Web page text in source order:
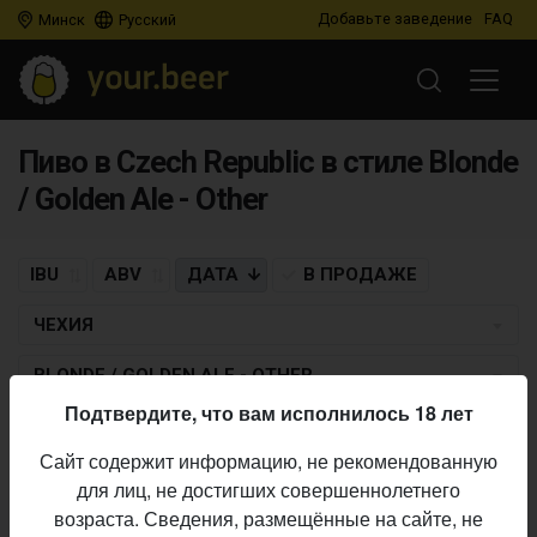
Минск Русский Добавьте заведение FAQ
Пиво в Czech Republic в стиле Blonde
/ Golden Ale - Other
IBU ABV ДАТА В ПРОДАЖЕ
ЧЕХИЯ
BLONDE / GOLDEN ALE - OTHER
Пиво по заданным критериям не найдено
Подтвердите, что вам исполнилось 18 лет
Сайт содержит информацию, не рекомендованную
для лиц, не достигших совершеннолетнего
возраста. Сведения, размещённые на сайте, не